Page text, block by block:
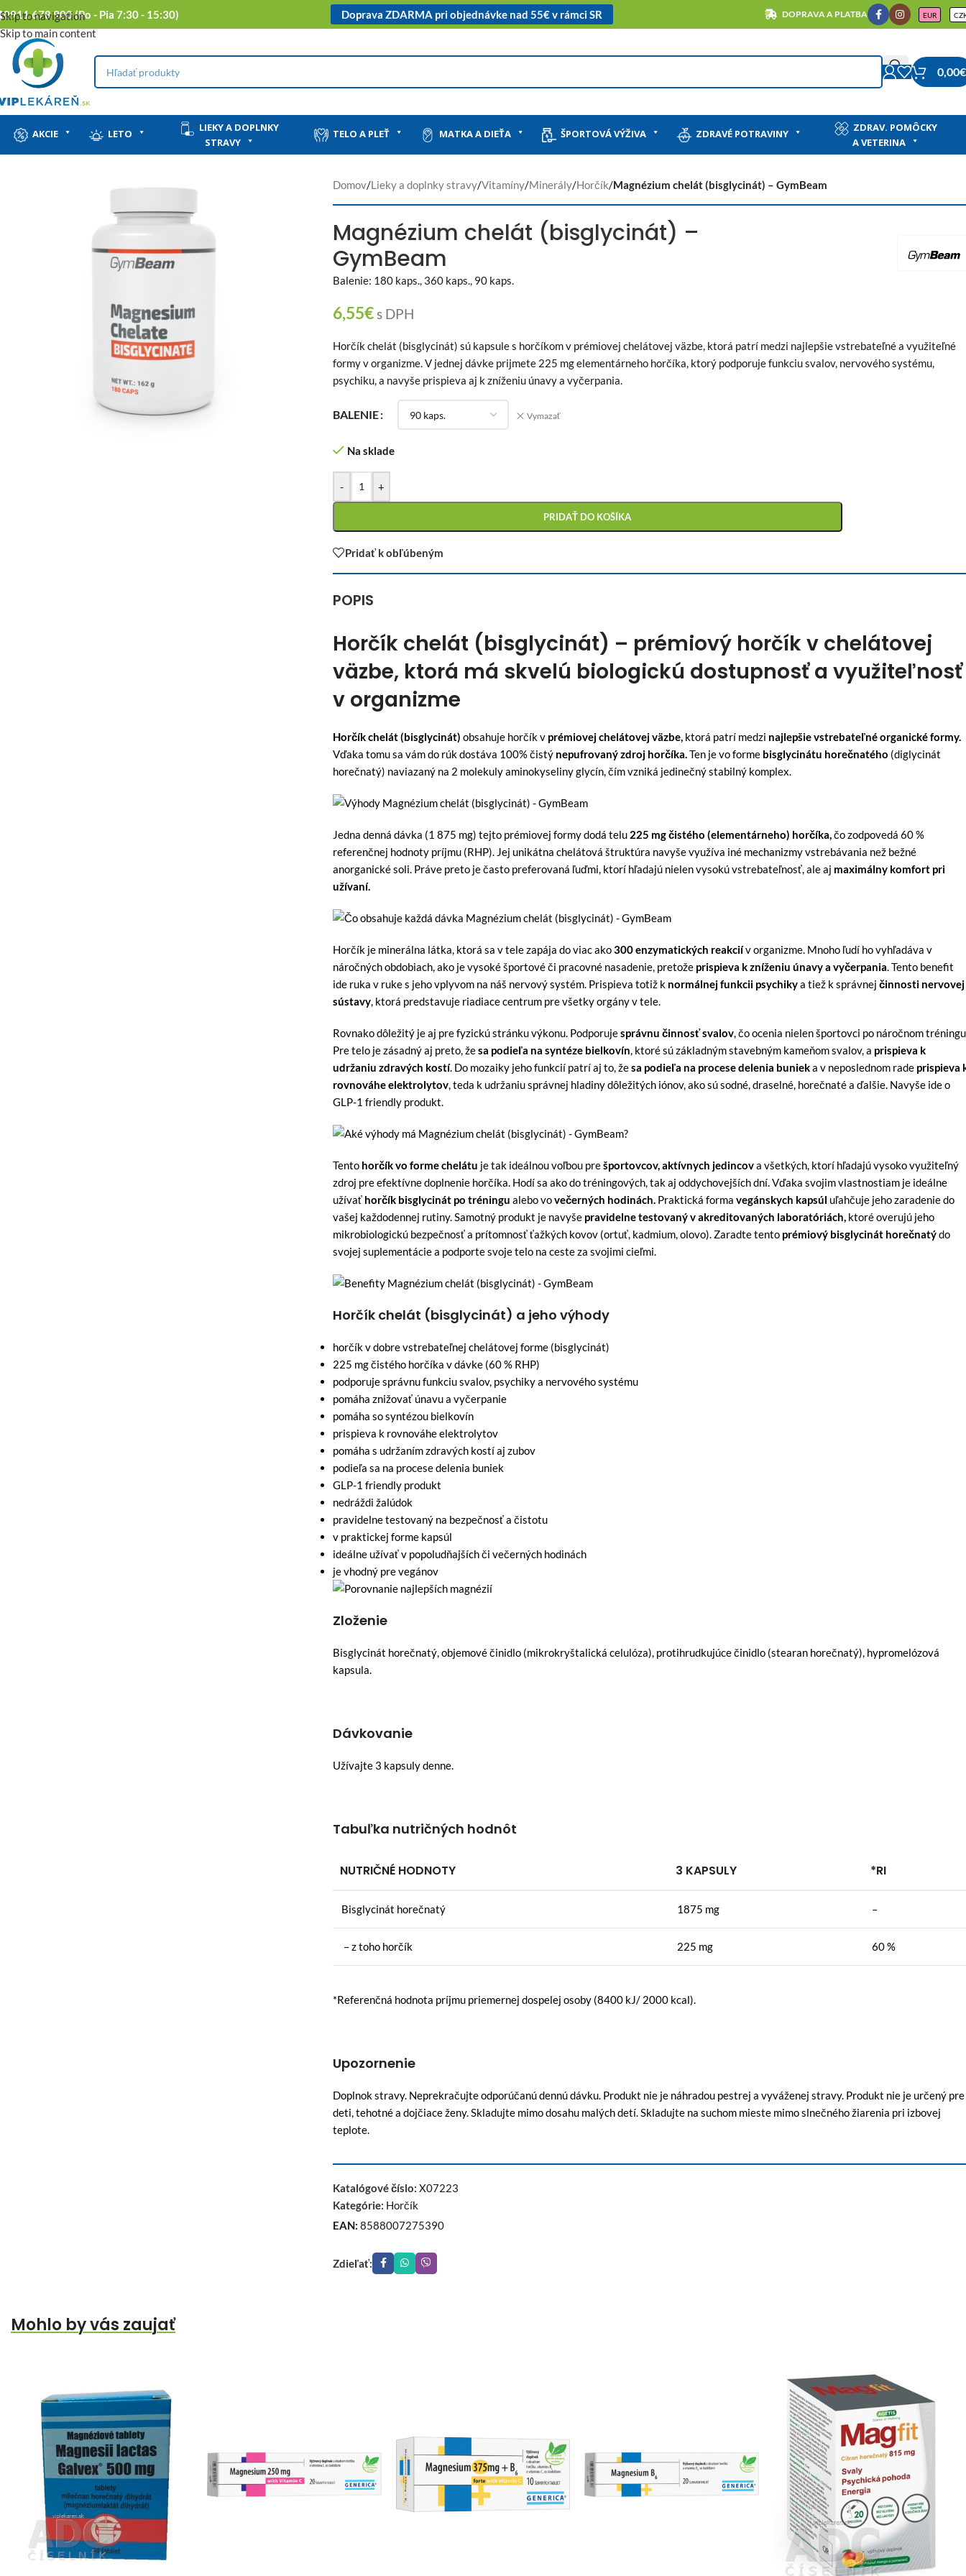
Skip to navigation
Skip to main content
0911 678 900 (Po - Pia 7:30 - 15:30) Doprava ZDARMA pri objednávke nad 55€ v rámci SR DOPRAVA A PLATBA EUR
0,00€
AKCIE LETO
LIEKY A DOPLNKY
STRAVY
TELO A PLEŤ MATKA A DIEŤA ŠPORTOVÁ VÝŽIVA ZDRAVÉ POTRAVINY
ZDRAV. POMÔCKY
A VETERINA
Domov/Lieky a doplnky stravy/Vitamíny/Minerály/Horčík/Magnézium chelát (bisglycinát) – GymBeam
Magnézium chelát (bisglycinát) –
GymBeam
Balenie: 180 kaps., 360 kaps., 90 kaps.
6,55€s DPH
Horčík chelát (bisglycinát) sú kapsule s horčíkom v prémiovej chelátovej väzbe, ktorá patrí medzi najlepšie vstrebateľné a využiteľné
formy v organizme. V jednej dávke prijmete 225 mg elementárneho horčíka, ktorý podporuje funkciu svalov, nervového systému,
psychiku, a navyše prispieva aj k zníženiu únavy a vyčerpania.
BALENIE Vymazať
Na sklade
- +
PRIDAŤ DO KOŠÍKA
Pridať k obľúbeným
POPIS
Horčík chelát (bisglycinát) – prémiový horčík v chelátovej
väzbe, ktorá má skvelú biologickú dostupnosť a využiteľnosť
v organizme
Horčík chelát (bisglycinát) obsahuje horčík v prémiovej chelátovej väzbe, ktorá patrí medzi najlepšie vstrebateľné organické formy.
Vďaka tomu sa vám do rúk dostáva 100% čistý nepufrovaný zdroj horčíka.Ten je vo forme bisglycinátu horečnatého (diglycinát
horečnatý) naviazaný na 2 molekuly aminokyseliny glycín, čím vzniká jedinečný stabilný komplex.
Jedna denná dávka (1 875 mg) tejto prémiovej formy dodá telu 225 mg čistého (elementárneho) horčíka,čo zodpovedá 60 %
referenčnej hodnoty príjmu (RHP). Jej unikátna chelátová štruktúra navyše využíva iné mechanizmy vstrebávania než bežné
anorganické soli. Práve preto je často preferovaná ľuďmi, ktorí hľadajú nielen vysokú vstrebateľnosť, ale aj maximálny komfort pri
užívaní.
Horčík je minerálna látka, ktorá sa v tele zapája do viac ako300 enzymatických reakciív organizme. Mnoho ľudí ho vyhľadáva v
náročných obdobiach, ako je vysoké športové či pracovné nasadenie, pretože prispieva k zníženiu únavy a vyčerpania. Tento benefit
ide ruka v ruke s jeho vplyvom na náš nervový systém. Prispieva totiž k normálnej funkcii psychikya tiež k správnej činnosti nervovej
sústavy, ktorá predstavuje riadiace centrum pre všetky orgány v tele.
Rovnako dôležitý je aj pre fyzickú stránku výkonu. Podporujesprávnu činnosť svalov, čo ocenia nielen športovci po náročnom
Pre telo je zásadný aj preto, žesa podieľa na syntéze bielkovín, ktoré sú základným stavebným kameňom svalov, a prispieva k
udržaniu zdravých kostí. Do mozaiky jeho funkcií patrí aj to, žesa podieľa na procese delenia bunieka v neposlednom rade prispieva
rovnováhe elektrolytov, teda k udržaniu správnej hladiny dôležitých iónov, ako sú sodné, draselné, horečnaté a ďalšie. Navyše ide o
GLP-1 friendly produkt.
Tento horčík vo forme chelátu je tak ideálnou voľbou prešportovcov, aktívnych jedincova všetkých, ktorí hľadajú vysoko využiteľný
zdroj pre efektívne doplnenie horčíka. Hodí sa ako do tréningových, tak aj oddychovejších dní. Vďaka svojim vlastnostiam je ideálne
užívať horčík bisglycinát po tréningu alebo vovečerných hodinách. Praktická forma vegánskych kapsúl uľahčuje jeho zaradenie do
vašej každodennej rutiny. Samotný produkt je navyše pravidelne testovaný v akreditovaných laboratóriách, ktoré overujú jeho
mikrobiologickú bezpečnosť a prítomnosť ťažkých kovov (ortuť, kadmium, olovo). Zaradte tento prémiový bisglycinát horečnatýdo
svojej suplementácie a podporte svoje telo na ceste za svojimi cieľmi.
Horčík chelát (bisglycinát) a jeho výhody
horčík v dobre vstrebateľnej chelátovej forme (bisglycinát)
225 mg čistého horčíka v dávke (60 % RHP)
podporuje správnu funkciu svalov, psychiky a nervového systému
pomáha znižovať únavu a vyčerpanie
pomáha so syntézou bielkovín
prispieva k rovnováhe elektrolytov
pomáha s udržaním zdravých kostí aj zubov
podieľa sa na procese delenia buniek
GLP-1 friendly produkt
nedráždi žalúdok
pravidelne testovaný na bezpečnosť a čistotu
v praktickej forme kapsúl
ideálne užívať v popoludňajších či večerných hodinách
je vhodný pre vegánov
Zloženie
Bisglycinát horečnatý, objemové činidlo (mikrokryštalická celulóza), protihrudkujúce činidlo (stearan horečnatý), hypromelózová
kapsula.
Dávkovanie
Užívajte 3 kapsuly denne.
Tabuľka nutričných hodnôt
NUTRIČNÉ HODNOTY 3 KAPSULY *RI
Bisglycinát horečnatý 1875 mg –
– z toho horčík 225 mg 60 %
*Referenčná hodnota príjmu priemernej dospelej osoby (8400 kJ/ 2000 kcal).
Upozornenie
Doplnok stravy. Neprekračujte odporúčanú dennú dávku. Produkt nie je náhradou pestrej a vyváženej stravy. Produkt nie je určený pre
deti, tehotné a dojčiace ženy. Skladujte mimo dosahu malých detí.Skladujte na suchom mieste mimo slnečného žiarenia pri izbovej
teplote.
Katalógové číslo: X07223
Kategórie: Horčík
EAN: 8588007275390
Zdieľať:
Mohlo by vás zaujať